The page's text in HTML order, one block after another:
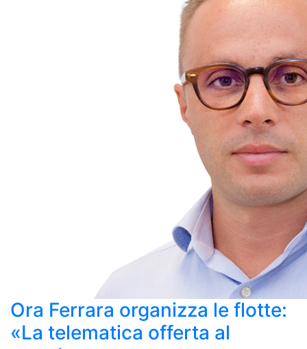
Ora Ferrara organizza le flotte:
«La telematica offerta al